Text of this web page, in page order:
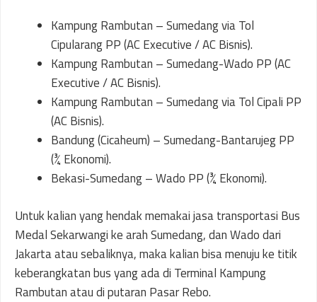
Kampung Rambutan – Sumedang via Tol
Cipularang PP (AC Executive / AC Bisnis).
Kampung Rambutan – Sumedang-Wado PP (AC
Executive / AC Bisnis).
Kampung Rambutan – Sumedang via Tol Cipali PP
(AC Bisnis).
Bandung (Cicaheum) – Sumedang-Bantarujeg PP
(¾ Ekonomi).
Bekasi-Sumedang – Wado PP (¾ Ekonomi).
Untuk kalian yang hendak memakai jasa transportasi Bus
Medal Sekarwangi ke arah Sumedang, dan Wado dari
Jakarta atau sebaliknya, maka kalian bisa menuju ke titik
keberangkatan bus yang ada di Terminal Kampung
Rambutan atau di putaran Pasar Rebo.